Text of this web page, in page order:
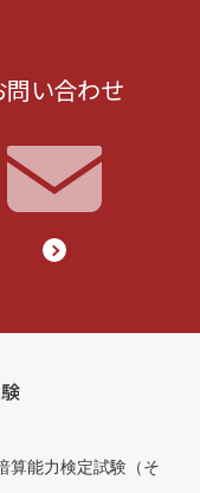
問い合わせ
算能力検定試験（そ